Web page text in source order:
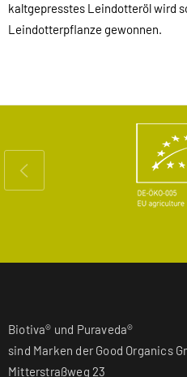
kaltgepresstes Leindotteröl wird
Leindotterpflanze gewonnen.
Biotiva® und Puraveda®
sind Marken der Good Organics
Mitterstraßweg 23